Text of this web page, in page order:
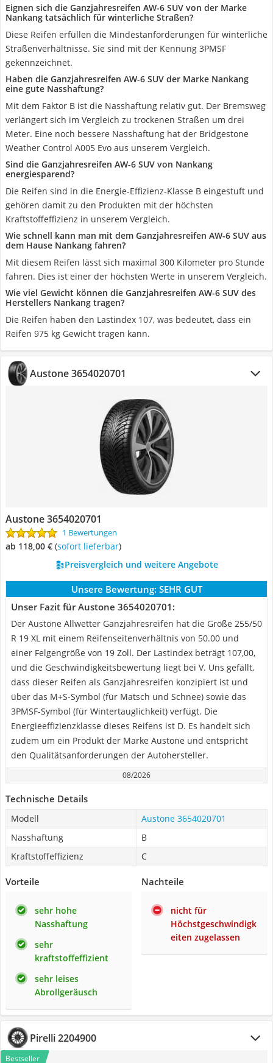
Eignen sich die Ganzjahresreifen AW-6 SUV von der Marke
Nankang tatsächlich für winterliche Straßen?
Diese Reifen erfüllen die Mindestanforderungen für winterliche
Straßenverhältnisse. Sie sind mit der Kennung 3PMSF
gekennzeichnet.
Haben die Ganzjahresreifen AW-6 SUV der Marke Nankang
eine gute Nasshaftung?
Mit dem Faktor B ist die Nasshaftung relativ gut. Der Bremsweg
verlängert sich im Vergleich zu trockenen Straßen um drei
Meter. Eine noch bessere Nasshaftung hat der Bridgestone
Weather Control A005 Evo aus unserem Vergleich.
Sind die Ganzjahresreifen AW-6 SUV von Nankang
energiesparend?
Die Reifen sind in die Energie-Effizienz-Klasse B eingestuft und
gehören damit zu den Produkten mit der höchsten
Kraftstoffeffizienz in unserem Vergleich.
Wie schnell kann man mit dem Ganzjahresreifen AW-6 SUV aus
dem Hause Nankang fahren?
Mit diesem Reifen lässt sich maximal 300 Kilometer pro Stunde
fahren. Dies ist einer der höchsten Werte in unserem Vergleich.
Wie viel Gewicht können die Ganzjahresreifen AW-6 SUV des
Herstellers Nankang tragen?
Die Reifen haben den Lastindex 107, was bedeutet, dass ein
Reifen 975 kg Gewicht tragen kann.
Austone 3654020701
Austone 3654020701
1 Bewertungen
ab 118,00 € ( Sofort lieferbar)
Preisvergleich und weitere Angebote
Unsere Bewertung: SEHR GUT
Unser Fazit für Austone 3654020701:
Der Austone Allwetter Ganzjahresreifen hat die Größe 255/50
R 19 XL mit einem Reifenseitenverhältnis von 50.00 und
einer Felgengröße von 19 Zoll. Der Lastindex beträgt 107,00,
und die Geschwindigkeitsbewertung liegt bei V. Uns gefällt,
dass dieser Reifen als Ganzjahresreifen konzipiert ist und
über das M+S-Symbol (für Matsch und Schnee) sowie das
3PMSF-Symbol (für Wintertauglichkeit) verfügt. Die
Energieeffizienzklasse dieses Reifens ist D. Es handelt sich
zudem um ein Produkt der Marke Austone und entspricht
den Qualitätsanforderungen der Autohersteller.
08/2026
Technische Details
Modell
Austone 3654020701
Nasshaftung
B
Kraftstoffeffizienz
C
Vorteile
sehr hohe
Nasshaftung
sehr
kraftstoffeffizient
sehr leises
Abrollgeräusch
Nachteile
nicht für
Höchstgeschwindigk
eiten zugelassen
Pirelli 2204900
Bestseller